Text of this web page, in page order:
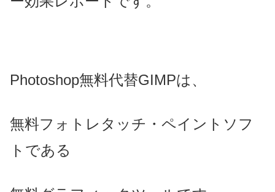
Photoshop無料代替GIMPは、
無料フォトレタッチ・ペイントソフ
トである